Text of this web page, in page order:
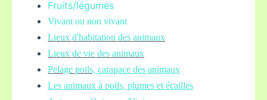
Fruits/légumes
Vivant ou non vivant
Lieux d'habitation des animaux
Lieux de vie des animaux
Pelage poils, carapace des animaux
Les animaux à poils, plumes et écailles